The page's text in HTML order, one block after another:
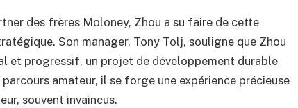
des frères Moloney, Zhou a su faire de cette
Son manager, Tony Tolj, souligne que Zhou
et progressif, un projet de développement durable
parcours amateur, il se forge une expérience précieuse
souvent invaincus.